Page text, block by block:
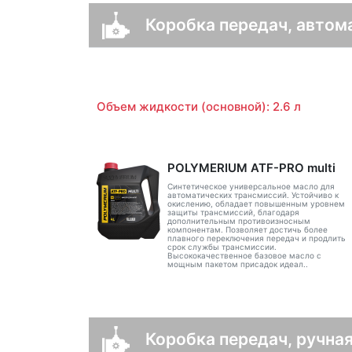
Коробка передач,
Объем жидкости (основной): 2.6 л
POLYMERIUM ATF-PRO multi
Синтетическое универсальное масло для
автоматических трансмиссий. Устойчиво к
окислению, обладает повышенным уровнем
защиты трансмиссий, благодаря
дополнительным противоизносным
компонентам. Позволяет достичь более
плавного переключения передач и продлить
срок службы трансмиссии.
Высококачественное базовое масло с
мощным пакетом присадок идеал..
Коробка передач,